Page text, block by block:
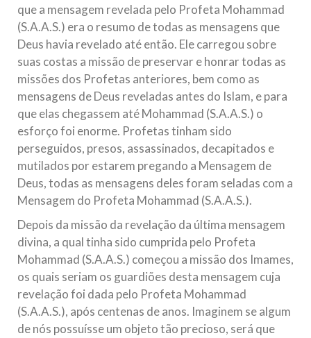
que a mensagem revelada pelo Profeta Mohammad
(S.A.A.S.) era o resumo de todas as mensagens que
Deus havia revelado até então. Ele carregou sobre
suas costas a missão de preservar e honrar todas as
missões dos Profetas anteriores, bem como as
mensagens de Deus reveladas antes do Islam, e para
que elas chegassem até Mohammad (S.A.A.S.) o
esforço foi enorme. Profetas tinham sido
perseguidos, presos, assassinados, decapitados e
mutilados por estarem pregando a Mensagem de
Deus, todas as mensagens deles foram seladas com a
Mensagem do Profeta Mohammad (S.A.A.S.).
Depois da missão da revelação da última mensagem
divina, a qual tinha sido cumprida pelo Profeta
Mohammad (S.A.A.S.) começou a missão dos Imames,
os quais seriam os guardiões desta mensagem cuja
revelação foi dada pelo Profeta Mohammad
(S.A.A.S.), após centenas de anos. Imaginem se algum
de nós possuísse um objeto tão precioso, será que